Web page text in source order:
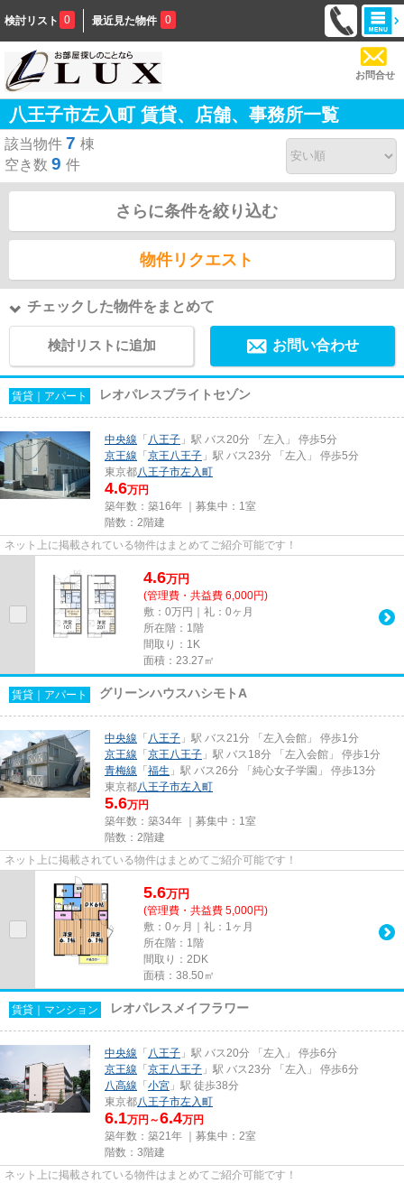
検討リスト 0 最近見た物件 0
お問合せ
八王子市左入町 賃貸、店舗、事務所一覧
該当物件 7 棟
空き数 9 件
さらに条件を絞り込む
物件リクエスト
チェックした物件をまとめて
検討リストに追加 お問い合わせ
賃貸｜アパート レオパレスブライトセゾン
中央線 「 八王子 」駅 バス20分 「左入」 停歩5分
京王線 「京王八王子 」駅 バス23分 「左入」 停歩5分
東京都八王子市左入町
4.6万円
築年数：築16年 ｜募集中： 1室
階数：2階建
ネット上に掲載されている物件はまとめてご紹介可能です！
4.6万円
(管理費・共益費 6,000円)
敷：0万円｜礼：0ヶ月
所在階：1階
間取り：1K
面積：23.27㎡
賃貸｜アパート グリーンハウスハシモトA
中央線 「 八王子 」駅 バス21分 「左入会館」 停歩1分
京王線 「京王八王子 」駅 バス18分 「左入会館」 停歩1分
青梅線 「福生 」駅 バス26分 「純心女子学園」 停歩13分
東京都八王子市左入町
5.6万円
築年数：築34年 ｜募集中： 1室
階数：2階建
ネット上に掲載されている物件はまとめてご紹介可能です！
5.6万円
(管理費・共益費 5,000円)
敷：0ヶ月｜礼：1ヶ月
所在階：1階
間取り：2DK
面積：38.50㎡
賃貸｜マンション レオパレスメイフラワー
中央線 「 八王子 」駅 バス20分 「左入」 停歩6分
京王線 「京王八王子 」駅 バス23分 「左入」 停歩6分
八高線 「小宮 」駅 徒歩38分
東京都八王子市左入町
6.1万円～6.4万円
築年数：築21年 ｜募集中： 2室
階数：3階建
ネット上に掲載されている物件はまとめてご紹介可能です！